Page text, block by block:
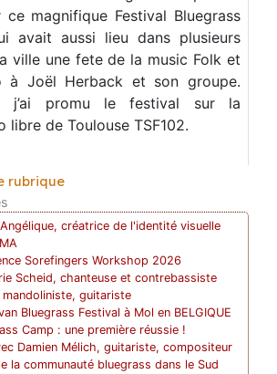
magnifique Festival Bluegrass
avait aussi lieu dans plusieurs
ville une fete de la music Folk et
à Joël Herback et son groupe.
j’ai promu le festival sur la
libre de Toulouse TSF102.
rubrique
créatrice de l'identité visuelle
Sorefingers Workshop 2026
Scheid, chanteuse et contrebassiste
mandoliniste, guitariste
Bluegrass Festival à Mol en BELGIQUE
Camp : une première réussie !
Damien Mélich, guitariste, compositeur
la communauté bluegrass dans le Sud